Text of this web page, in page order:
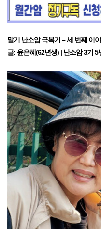
말기 난소암 극복기 – 세 번째 이야
글: 윤은혜(62년생) | 난소암 3기 5